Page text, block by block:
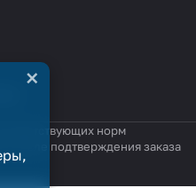
норм
после подтверждения заказа
×